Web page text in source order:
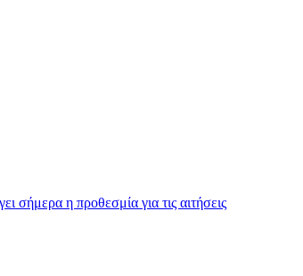
σήμερα η προθεσμία για τις αιτήσεις